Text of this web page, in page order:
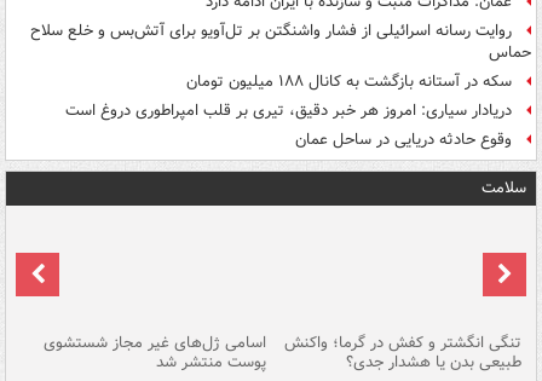
روایت رسانه اسرائیلی از فشار واشنگتن بر تل‌آویو برای آتش‌بس و خلع سلاح
حماس
سکه در آستانه بازگشت به کانال ۱۸۸ میلیون تومان
دریادار سیاری: امروز هر خبر دقیق، تیری بر قلب امپراطوری دروغ است
وقوع حادثه دریایی در ساحل عمان
سلامت
تنگی انگشتر و کفش در گرما؛ واکنش
طبیعی بدن یا هشدار جدی؟
اسامی ژل‌های غیر مجاز شستشوی
پوست منتشر شد